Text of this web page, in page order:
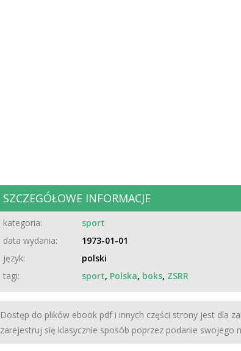
SZCZEGÓŁOWE INFORMACJE
kategoria: sport
data wydania:
1973-01-01
język:
polski
tagi:
sport, Polska, boks, ZSRR
Dostęp do plików ebook pdf i innych części strony jest dla
zarejestruj się klasycznie sposób poprzez podanie swojego